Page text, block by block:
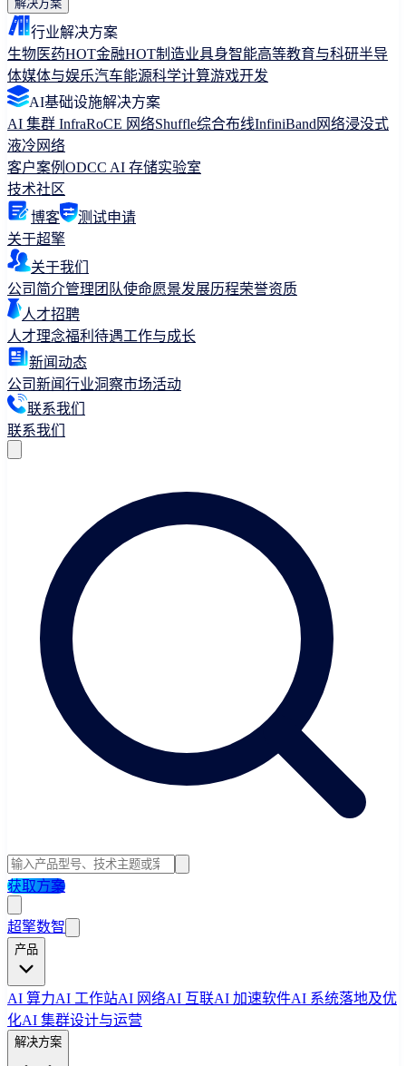
解决方案
行业解决方案
生物医药HOT金融HOT制造业具身智能高等教育与科研半导
体媒体与娱乐汽车能源科学计算游戏开发
AI基础设施解决方案
AI 集群 InfraRoCE 网络Shuffle综合布线InfiniBand网络浸没式
液冷网络
客户案例 ODCC AI 存储实验室
技术社区
博客
测试申请
关于超擎
关于我们
公司简介管理团队使命愿景发展历程荣誉资质
人才招聘
人才理念福利待遇工作与成长
新闻动态
公司新闻行业洞察市场活动
联系我们
联系我们
获取方案
超擎数智
产品
AI 算力AI 工作站AI 网络AI 互联AI 加速软件AI 系统落地及优
化AI 集群设计与运营
解决方案